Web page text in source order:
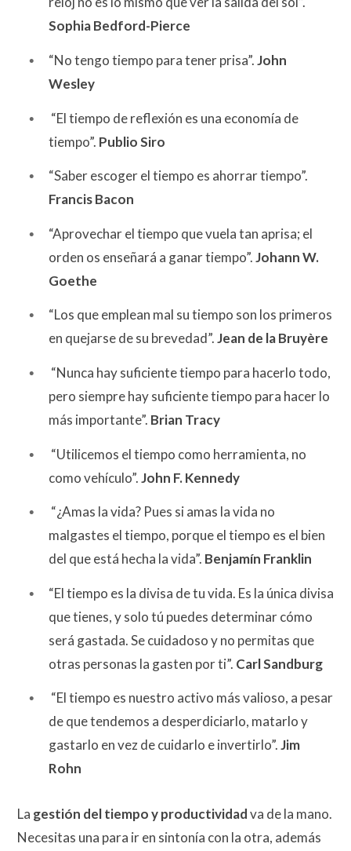
Sophia Bedford-Pierce
“No tengo tiempo para tener prisa”.John
Wesley
“El tiempo de reflexión es una economía de
tiempo”. Publio Siro
“Saber escoger el tiempo es ahorrar tiempo”.
Francis Bacon
“Aprovechar el tiempo que vuela tan aprisa; el
orden os enseñará a ganar tiempo”.Johann W.
Goethe
“Los que emplean mal su tiempo son los primeros
en quejarse de su brevedad”.Jean de la Bruyère
“Nunca hay suficiente tiempo para hacerlo todo,
pero siempre hay suficiente tiempo para hacer lo
más importante”. Brian Tracy
“Utilicemos el tiempo como herramienta, no
como vehículo”.John F. Kennedy
“¿Amas la vida? Pues si amas la vida no
malgastes el tiempo, porque el tiempo es el bien
del que está hecha la vida”. Benjamín Franklin
“El tiempo es la divisa de tu vida. Es la única divisa
que tienes, y solo tú puedes determinar cómo
será gastada. Se cuidadoso y no permitas que
otras personas la gasten por ti”. Carl Sandburg
“El tiempo es nuestro activo más valioso, a pesar
de que tendemos a desperdiciarlo, matarlo y
gastarlo en vez de cuidarlo e invertirlo”.Jim
Rohn
La gestión del tiempo y productividadva de la mano.
Necesitas una para ir en sintonía con la otra, además